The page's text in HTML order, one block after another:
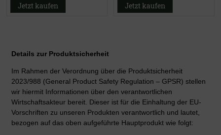
Jetzt kaufen Jetzt kaufen
Details zur Produktsicherheit
Im Rahmen der Verordnung über die Produktsicherheit
2023/988 (General Product Safety Regulation – GPSR) stellen
wir hiermit Informationen über den verantwortlichen
Wirtschaftsakteur bereit. Dieser ist für die Einhaltung der EU-
Vorschriften zu unseren Produkten verantwortlich und lautet,
bezogen auf das oben aufgeführte Hauptprodukt wie folgt: